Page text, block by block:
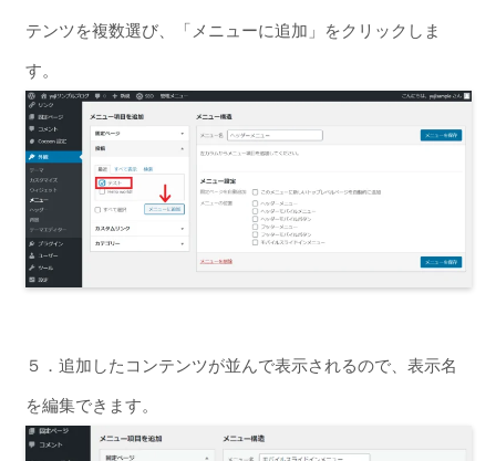
テンツを複数選び、「メニューに追加」をクリックしま
す。
５．追加したコンテンツが並んで表示されるので、表示名
を編集できます。